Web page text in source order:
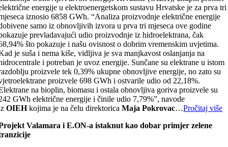
energije u elektroenergetskom sustavu Hrvatske je za prva tri
iznosio 6858 GWh. “Analiza proizvodnje električne energije
samo iz obnovljivih izvora u prva tri mjeseca ove godine
prevladavajući udio proizvodnje iz hidroelektrana, čak
što pokazuje i našu ovisnost o dobrim vremenskim uvjetima.
je suša i nema kiše, vidljiva je sva manjkavost oslanjanja na
i potreban je uvoz energije. Sunčane su elektrane u istom
proizvele tek 0,39% ukupne obnovljive energije, no zato su
proizvele 698 GWh i ostvarile udio od 22,18%.
na bioplin, biomasu i ostala obnovljiva goriva proizvele su
GWh električne energije i činile udio 7,79%”, navode
OIEHkojima je na čelu direktoricaMaja Pokrovac…Pročitaj više
Valamara i E.ON-a istaknut kao dobar primjer zelene